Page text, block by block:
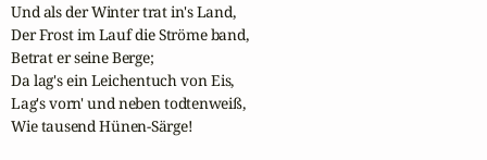
Und als der Winter trat in's Land,
Der Frost im Lauf die Ströme band,
Betrat er seine Berge;
Da lag's ein Leichentuch von Eis,
Lag's vorn' und neben todtenweiß,
Wie tausend Hünen-Särge!